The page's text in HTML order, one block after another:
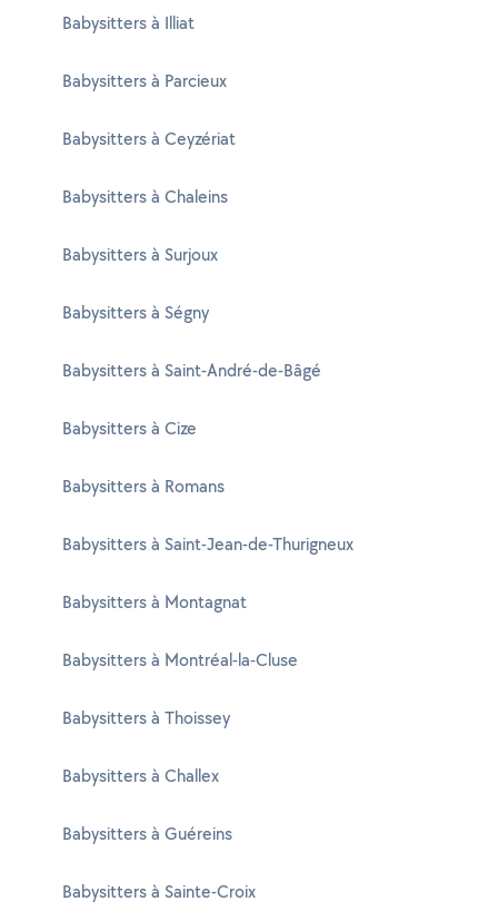
Babysitters à Illiat
Babysitters à Parcieux
Babysitters à Ceyzériat
Babysitters à Chaleins
Babysitters à Surjoux
Babysitters à Ségny
Babysitters à Saint-André-de-Bâgé
Babysitters à Cize
Babysitters à Romans
Babysitters à Saint-Jean-de-Thurigneux
Babysitters à Montagnat
Babysitters à Montréal-la-Cluse
Babysitters à Thoissey
Babysitters à Challex
Babysitters à Guéreins
Babysitters à Sainte-Croix